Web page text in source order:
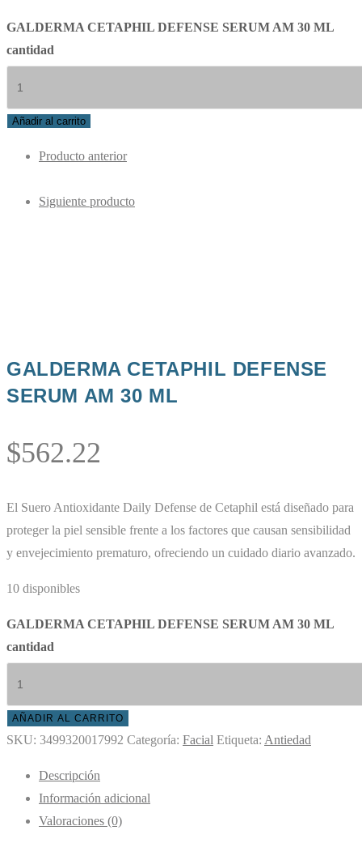
GALDERMA CETAPHIL DEFENSE SERUM AM 30 ML
cantidad
Añadir al carrito
Producto anterior
Siguiente producto
GALDERMA CETAPHIL DEFENSE
SERUM AM 30 ML
$562.22
El Suero Antioxidante Daily Defense de Cetaphil está diseñado para
proteger la piel sensible frente a los factores que causan sensibilidad
y envejecimiento prematuro, ofreciendo un cuidado diario avanzado.
10 disponibles
GALDERMA CETAPHIL DEFENSE SERUM AM 30 ML
cantidad
AÑADIR AL CARRITO
SKU: 3499320017992 Categoría: Facial Etiqueta: Antiedad
Descripción
Información adicional
Valoraciones (0)